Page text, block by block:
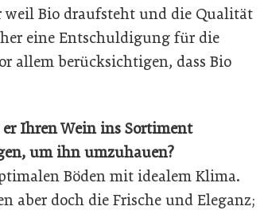
weil Bio draufsteht und die Qualität
eine Entschuldigung für die
allem berücksichtigen, dass Bio
Ihren Wein ins Sortiment
um ihn umzuhauen?
Böden mit idealem Klima.
aber doch die Frische und Eleganz;